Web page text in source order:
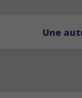
Une